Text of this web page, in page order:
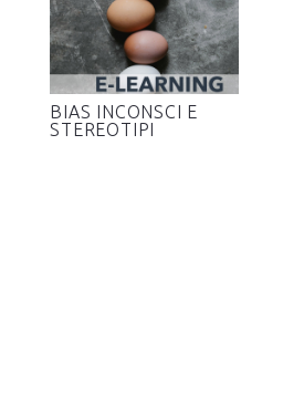
BIAS INCONSCI E
STEREOTIPI